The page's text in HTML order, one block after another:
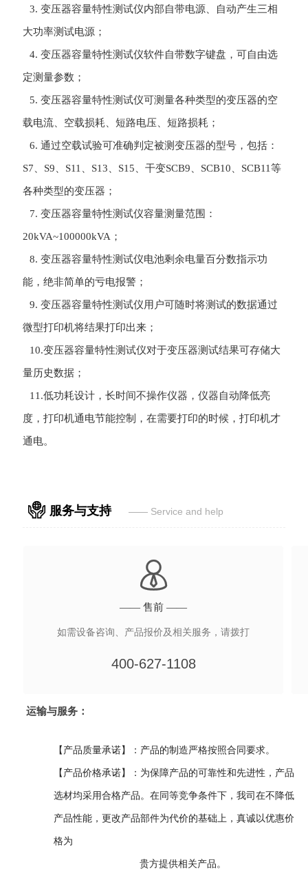
3.变压器容量特性测试仪内部自带电源、自动产生三相
大功率测试电源；
4.变压器容量特性测试仪软件自带数字键盘，可自由选
定测量参数；
5.变压器容量特性测试仪可测量各种类型的变压器的空
载电流、空载损耗、短路电压、短路损耗；
6. 通过空载试验可准确判定被测变压器的型号，包括：
S7、S9、S11、S13、S15、干变SCB9、SCB10、SCB11等
各种类型的变压器；
7.变压器容量特性测试仪容量测量范围：
20kVA~100000kVA；
8.变压器容量特性测试仪电池剩余电量百分数指示功
能，绝非简单的亏电报警；
9.变压器容量特性测试仪用户可随时将测试的数据通过
微型打印机将结果打印出来；
10.变压器容量特性测试仪对于变压器测试结果可存储大
量历史数据；
11.低功耗设计，长时间不操作仪器，仪器自动降低亮
度，打印机通电节能控制，在需要打印的时候，打印机才
通电。
 服务与支持 —— Service and help

—— 售前 ——
如需设备咨询、产品报价及相关服务，请拨打
400-627-1108
运输与服务：
【产品质量承诺】：产品的制造严格按照合同要求。
【产品价格承诺】：为保障产品的可靠性和先进性，产品
选材均采用合格产品。在同等竞争条件下，我司在不降低
产品性能，更改产品部件为代价的基础上，真诚以优惠价
格为
贵方提供相关产品。